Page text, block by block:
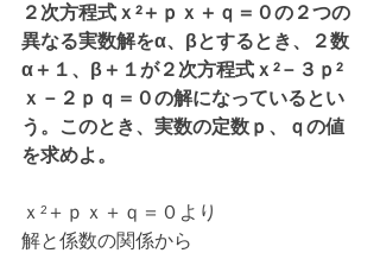
２次方程式ｘ²＋ｐｘ＋ｑ＝０の２つの
異なる実数解をα、βとするとき、２数
α＋１、β＋１が２次方程式ｘ²－３ｐ²
ｘ－２ｐｑ＝０の解になっているとい
う。このとき、実数の定数ｐ、ｑの値
を求めよ。
ｘ²＋ｐｘ＋ｑ＝０より
解と係数の関係から